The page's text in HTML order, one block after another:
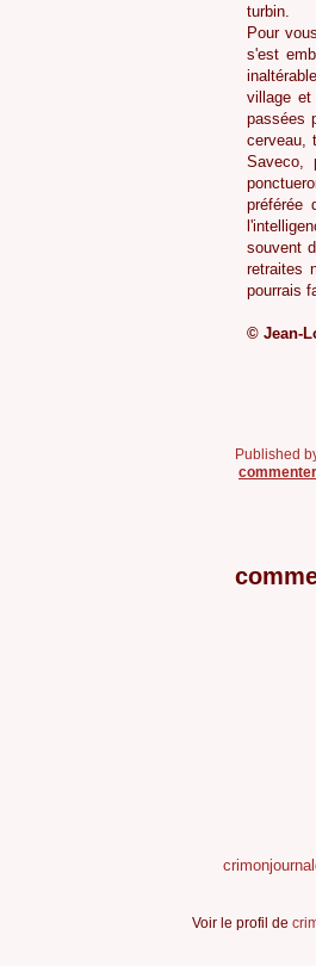
turbin.
Pour
s'est
village et
passées
cerveau,
Saveco,
préférée
souvent
retraites
pourrais
© Jean-
Published
Voir le profil de